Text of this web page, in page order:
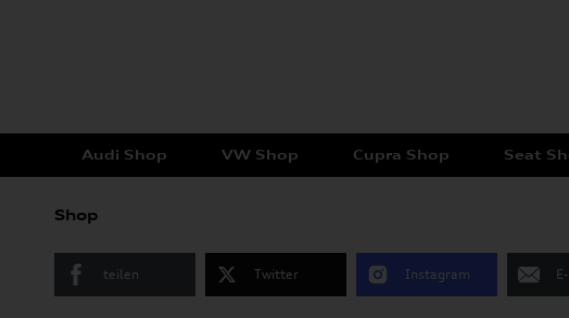
Audi Shop VW Shop Cupra Shop Seat
Shop
teilen Twitter Instagram